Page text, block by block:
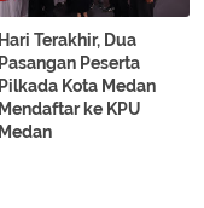
Hari Terakhir, Dua
Pasangan Peserta
Pilkada Kota Medan
Mendaftar ke KPU
Medan